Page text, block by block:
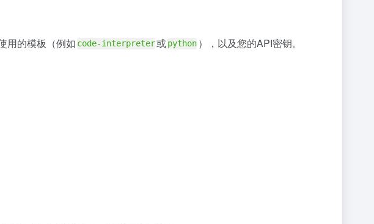
用的模板（例如 code-interpreter或python ），以及您的API密钥。